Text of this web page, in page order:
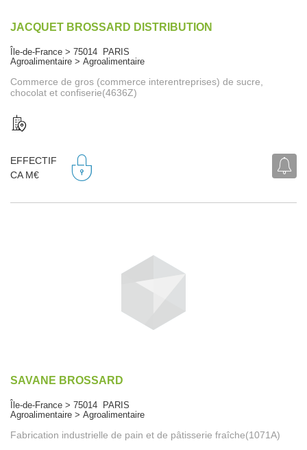
JACQUET BROSSARD DISTRIBUTION
Île-de-France > 75014 PARIS
Agroalimentaire > Agroalimentaire
Commerce de gros (commerce interentreprises) de sucre,
chocolat et confiserie(4636Z)
EFFECTIF
CA M€
SAVANE BROSSARD
Île-de-France > 75014 PARIS
Agroalimentaire > Agroalimentaire
Fabrication industrielle de pain et de pâtisserie fraîche(1071A)